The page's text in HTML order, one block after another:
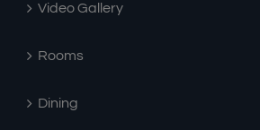
Video Gallery
Rooms
Dining